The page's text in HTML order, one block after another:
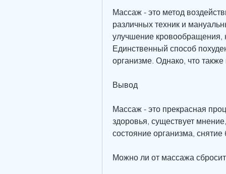
Массаж - это метод
различных техник и
улучшение кровообращения,
Единственный способ
организме. Однако, что
Вывод
Массаж - это прекрасная
здоровья, существует
состояние организма,
Можно ли от массажа